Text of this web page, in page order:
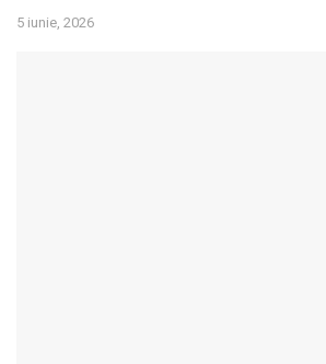
5 iunie, 2026